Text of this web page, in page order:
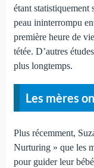
étant
peau ininterrompu
première heure de
tétée. D’autres
plus longtemps.
Les mères
Plus récemment,
Nurturing » que les
pour guider leur